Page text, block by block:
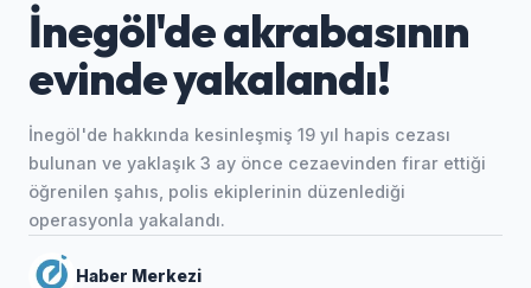
İnegöl'de akrabasının
evinde yakalandı!
İnegöl'de hakkında kesinleşmiş 19 yıl hapis cezası
bulunan ve yaklaşık 3 ay önce cezaevinden firar ettiği
öğrenilen şahıs, polis ekiplerinin düzenlediği
operasyonla yakalandı.
Haber Merkezi